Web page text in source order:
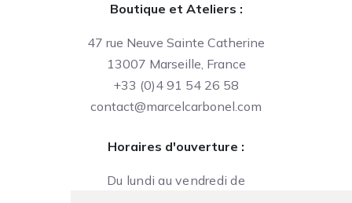
Boutique et Ateliers :
47 rue Neuve Sainte Catherine
13007 Marseille, France
+33 (0)4 91 54 26 58
contact@marcelcarbonel.com
Horaires d'ouverture :
Du lundi au vendredi de